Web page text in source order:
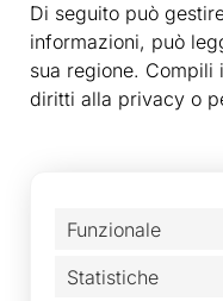
Di seguito può
informazioni, può
sua regione. Compili
diritti alla privacy o
Funzionale
Statistiche